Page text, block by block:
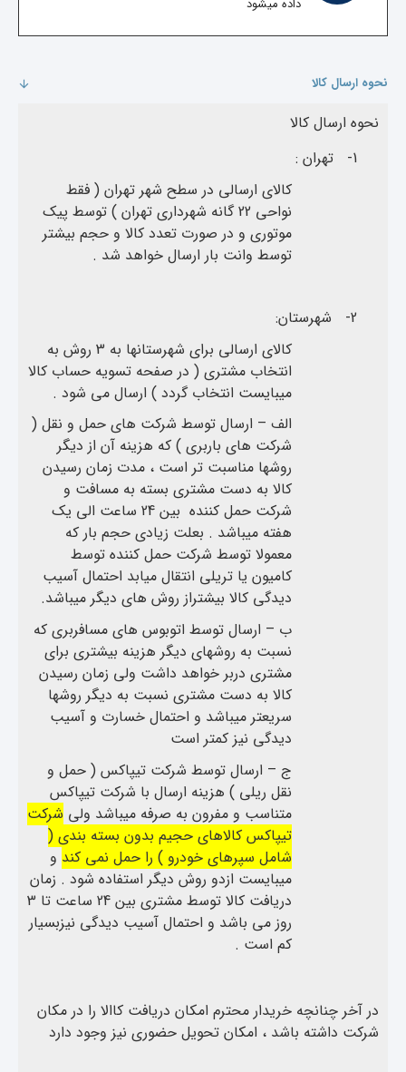
داده میشود
نحوه ارسال کالا
نحوه ارسال کالا
1-
تهران :
کالای ارسالی در سطح شهر تهران ( فقط
نواحی 22 گانه شهرداری تهران ) توسط پیک
موتوری و در صورت تعدد کالا و حجم بیشتر
توسط وانت بار ارسال خواهد شد .
2-
شهرستان:
کالای ارسالی برای شهرستانها به 3 روش به
انتخاب مشتری ( در صفحه تسویه حساب کالا
میبایست انتخاب گردد ) ارسال می شود .
الف – ارسال توسط شرکت های حمل و نقل (
شرکت های باربری ) که هزینه آن از دیگر
روشها مناسبت تر است ، مدت زمان رسیدن
کالا به دست مشتری بسته به مسافت و
شرکت حمل کننده بین 24 ساعت الی یک
هفته میباشد . بعلت زیادی حجم بار که
معمولا توسط شرکت حمل کننده توسط
کامیون یا تریلی انتقال میابد احتمال آسیب
دیدگی کالا بیشتراز روش های دیگر میباشد.
ب – ارسال توسط اتوبوس های مسافربری که
نسبت به روشهای دیگر هزینه بیشتری برای
مشتری دربر خواهد داشت ولی زمان رسیدن
کالا به دست مشتری نسبت به دیگر روشها
سریعتر میباشد و احتمال خسارت و آسیب
دیدگی نیز کمتر است
ج – ارسال توسط شرکت تیپاکس ( حمل و
نقل ریلی ) هزینه ارسال با شرکت تیپاکس
متناسب و مفرون به صرفه میباشد ولی شرکت
تیپاکس کالاهای حجیم بدون بسته بندی (
شامل سپرهای خودرو ) را حمل نمی کند و
میبایست ازدو روش دیگر استفاده شود . زمان
دریافت کالا توسط مشتری بین 24 ساعت تا 3
روز می باشد و احتمال آسیب دیدگی نیزبسیار
کم است .
در آخر چنانچه خریدار محترم امکان دریافت کاالا را در مکان
شرکت داشته باشد ، امکان تحویل حضوری نیز وجود دارد